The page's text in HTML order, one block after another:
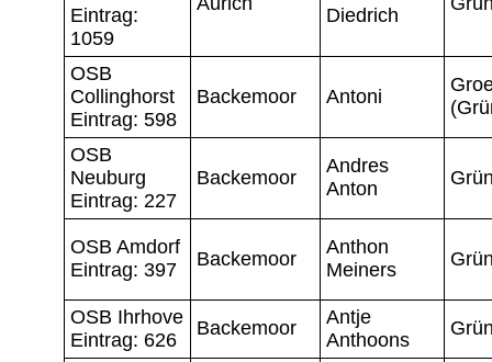
Eintrag:
1059
Diedrich
OSB
Collinghorst
Eintrag: 598
Backemoor Antoni
OSB
Neuburg
Eintrag: 227
Backemoor
Andres
Anton
OSB Amdorf
Eintrag: 397
Backemoor
Anthon
Meiners
OSB Ihrhove
Eintrag: 626
Backemoor
Antje
Anthoons